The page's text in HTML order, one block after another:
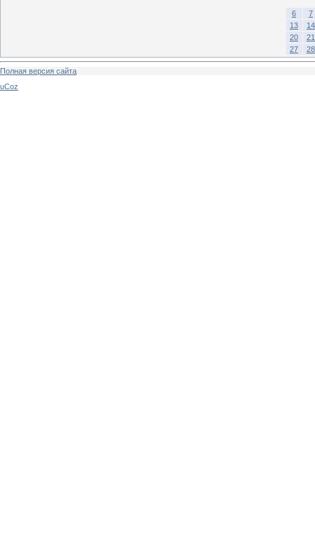
6
7
13
14
20
21
27
28
Полная версия сайта
uCoz